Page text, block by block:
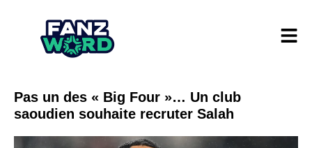
Pas un des « Big Four »… Un club
saoudien souhaite recruter Salah